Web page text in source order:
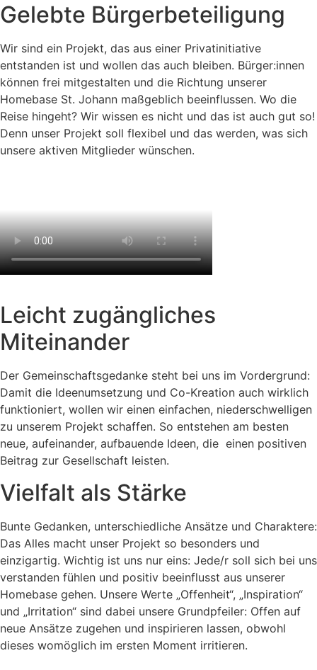
Gelebte Bürgerbeteiligung
Wir sind ein Projekt, das aus einer Privatinitiative
entstanden ist und wollen das auch bleiben. Bürger:innen
können frei mitgestalten und die Richtung unserer
Homebase St. Johann maßgeblich beeinflussen. Wo die
Reise hingeht? Wir wissen es nicht und das ist auch gut so!
Denn unser Projekt soll flexibel und das werden, was sich
unsere aktiven Mitglieder wünschen.
Leicht zugängliches
Miteinander
Der Gemeinschaftsgedanke steht bei uns im Vordergrund:
Damit die Ideenumsetzung und Co-Kreation auch wirklich
funktioniert, wollen wir einen einfachen, niederschwelligen
zu unserem Projekt schaffen. So entstehen am besten
neue, aufeinander, aufbauende Ideen, die einen positiven
Beitrag zur Gesellschaft leisten.
Vielfalt als Stärke
Bunte Gedanken, unterschiedliche Ansätze und Charaktere:
Das Alles macht unser Projekt so besonders und
einzigartig. Wichtig ist uns nur eins: Jede/r soll sich bei uns
verstanden fühlen und positiv beeinflusst aus unserer
Homebase gehen. Unsere Werte „Offenheit“, „Inspiration“
und „Irritation“ sind dabei unsere Grundpfeiler: Offen auf
neue Ansätze zugehen und inspirieren lassen, obwohl
dieses womöglich im ersten Moment irritieren.